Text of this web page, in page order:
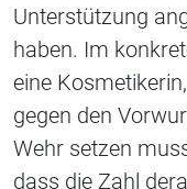
Unterstützung
haben. Im
eine
gegen den
Wehr setzen
dass die Zahl